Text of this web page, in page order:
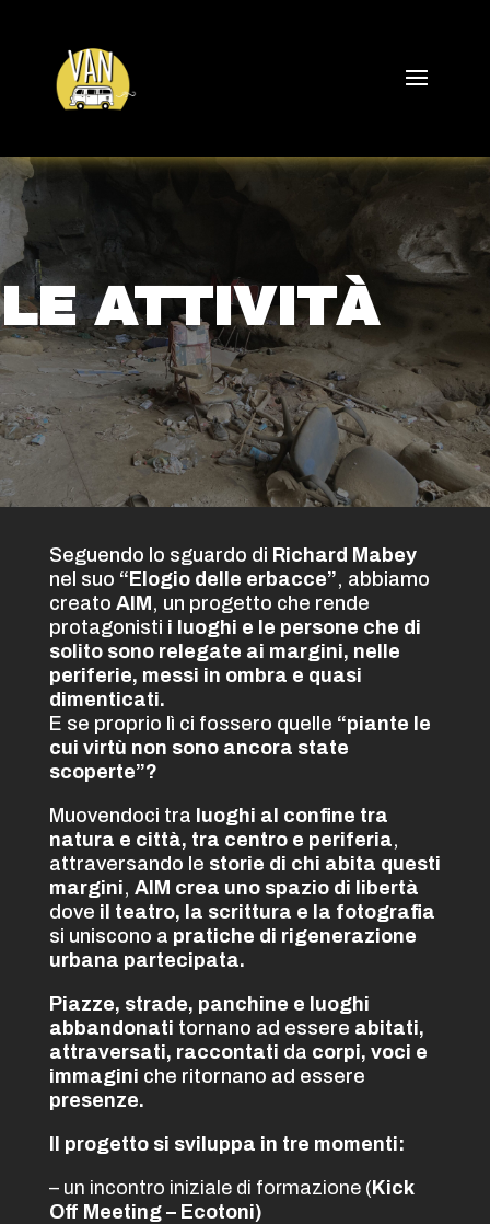
LE ATTIVITÀ
Seguendo lo sguardo di Richard Mabey
nel suo “Elogio delle erbacce”, abbiamo
creato AIM, un progetto che rende
protagonisti i luoghi e le persone che di
solito sono relegate ai margini, nelle
periferie, messi in ombra e quasi
dimenticati.
E se proprio lì ci fossero quelle “piante le
cui virtù non sono ancora state
scoperte”?
Muovendoci tra luoghi al confine tra
natura e città, tra centro e periferia,
attraversando le storie di chi abita questi
margini, AIM crea uno spazio di libertà
dove il teatro, la scrittura e la fotografia
si uniscono a pratiche di rigenerazione
urbana partecipata.
Piazze, strade, panchine e luoghi
abbandonati tornano ad essere abitati,
attraversati, raccontati da corpi, voci e
immagini che ritornano ad essere
presenze.
Il progetto si sviluppa in tre momenti:
– un incontro iniziale di formazione (Kick
Off Meeting – Ecotoni)